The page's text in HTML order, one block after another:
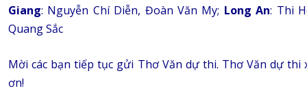
Giang: Nguyễn Chí Diễn, Đoàn Văn My; Long An: Thi
Quang Sắc
Mời các bạn tiếp tục gửi Thơ Văn dự thi. Thơ Văn dự
ơn!